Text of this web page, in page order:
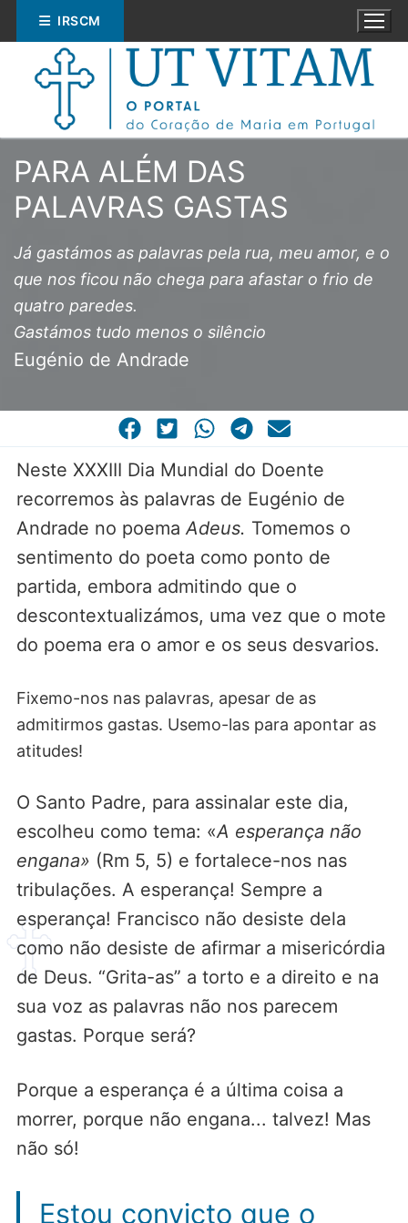
Saltar
para
conteúdo
IRSCM
por:
ESPIRITUALIDADE
EDUCAÇÃO
CASA COMUM
POR VOCAÇÃO
PARA ALÉM DAS
PALAVRAS GASTAS
Já gastámos as palavras pela rua, meu amor, e o
que nos ficou não chega para afastar o frio de
quatro paredes.
Gastámos tudo menos o silêncio
Eugénio de Andrade
Neste XXXIII Dia Mundial do Doente
recorremos às palavras de Eugénio de
Andrade no poemaAdeus. Tomemos o
sentimento do poeta como ponto de
partida, embora admitindo que o
descontextualizámos, uma vez que o mote
do poema era o amor e os seus desvarios.
Fixemo-nos nas palavras, apesar de as
admitirmos gastas. Usemo-las para apontar as
atitudes!
O Santo Padre, para assinalar este dia,
escolheu como tema: «A esperança não
engana» (Rm 5, 5) e fortalece-nos nas
tribulações. A esperança! Sempre a
esperança! Francisco não desiste dela
como não desiste de afirmar a misericórdia
de Deus. “Grita-as” a torto e a direito e na
sua voz as palavras não nos parecem
gastas. Porque será?
Porque a esperança é a última coisa a
morrer, porque não engana... talvez! Mas
não só!
Estou convicto que o